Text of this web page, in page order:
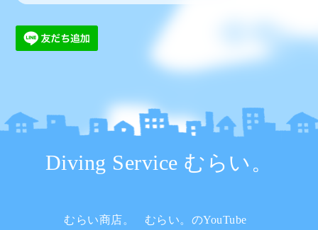
Diving Service むらい。
むらい商店。 むらい。のYouTube